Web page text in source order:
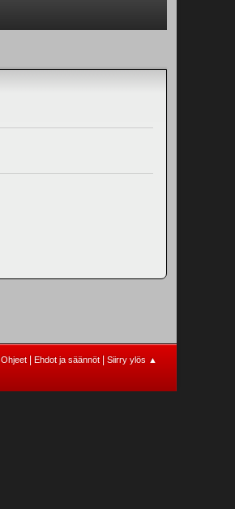
Ohjeet Ehdot ja säännöt Siirry ylös ▲